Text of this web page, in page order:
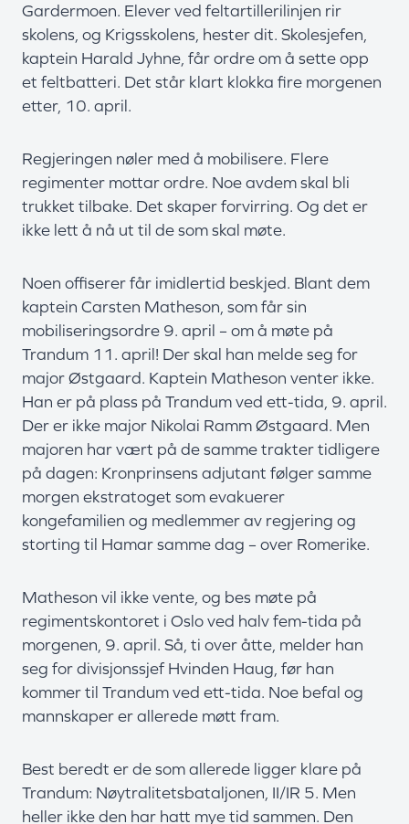
Gardermoen. Elever ved feltartillerilinjen rir
skolens, og Krigsskolens, hester dit. Skolesjefen,
kaptein Harald Jyhne, får ordre om å sette opp
et feltbatteri. Det står klart klokka fire morgenen
etter, 10. april.
Regjeringen nøler med å mobilisere. Flere
regimenter mottar ordre. Noe avdem skal bli
trukket tilbake. Det skaper forvirring. Og det er
ikke lett å nå ut til de som skal møte.
Noen offiserer får imidlertid beskjed. Blant dem
kaptein Carsten Matheson, som får sin
mobiliseringsordre 9. april – om å møte på
Trandum 11. april! Der skal han melde seg for
major Østgaard. Kaptein Matheson venter ikke.
Han er på plass på Trandum ved ett-tida, 9. april.
Der er ikke major Nikolai Ramm Østgaard. Men
majoren har vært på de samme trakter tidligere
på dagen: Kronprinsens adjutant følger samme
morgen ekstratoget som evakuerer
kongefamilien og medlemmer av regjering og
storting til Hamar samme dag – over Romerike.
Matheson vil ikke vente, og bes møte på
regimentskontoret i Oslo ved halv fem-tida på
morgenen, 9. april. Så, ti over åtte, melder han
seg for divisjonssjef Hvinden Haug, før han
kommer til Trandum ved ett-tida. Noe befal og
mannskaper er allerede møtt fram.
Best beredt er de som allerede ligger klare på
Trandum: Nøytralitetsbataljonen, II/IR 5. Men
heller ikke den har hatt mye tid sammen. Den